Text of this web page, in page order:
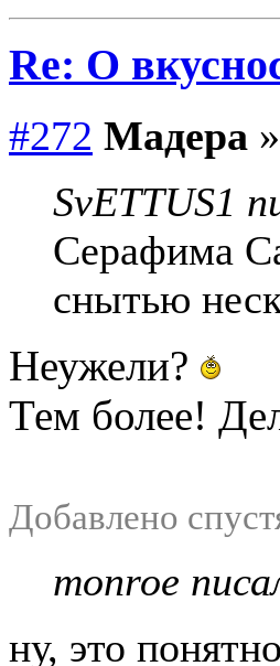
Re: О
#272 Мадера
SvETTUS1
Серафима
снытью
Неужели?
Тем более!
Добавлено
monroe
ну, это